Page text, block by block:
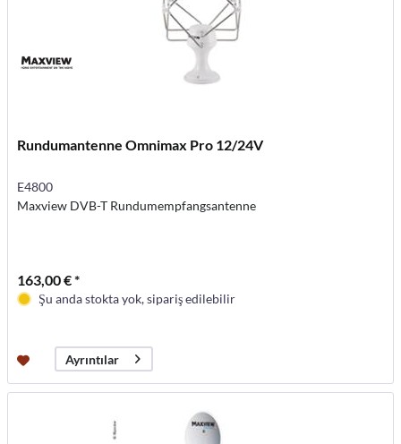
Rundumantenne Omnimax Pro 12/24V
E4800
Maxview DVB-T Rundumempfangsantenne
163,00 € *
Şu anda stokta yok, sipariş edilebilir
Ayrıntılar